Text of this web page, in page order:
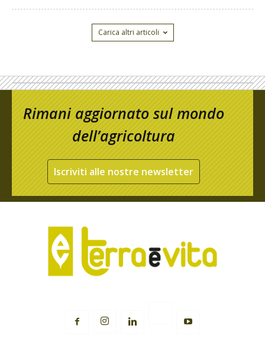
Carica altri articoli
Rimani aggiornato sul mondo
dell’agricoltura
Iscriviti alle nostre newsletter